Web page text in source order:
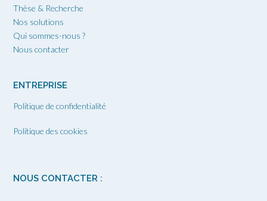
Thèse & Recherche
Nos solutions
Qui sommes-nous ?
Nous contacter
ENTREPRISE
Politique de confidentialité
Politique des cookies
NOUS CONTACTER :